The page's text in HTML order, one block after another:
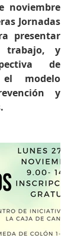
noviembre
Jornadas
presentar
trabajo, y
de
el modelo
y